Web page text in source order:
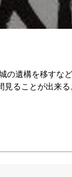
遺構を移すな
ることが出来る